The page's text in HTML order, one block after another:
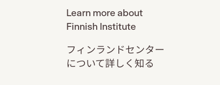
Learn more about
Finnish Institute
フィンランドセンター
について詳しく知る